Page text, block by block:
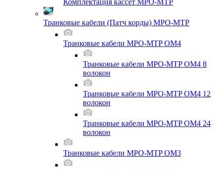
Комплектация кассет MPO-MTP
Транковые кабели (Патч корды) MPO-MTP
Транковые кабели MPO-MTP OM4
Транковые кабели MPO-MTP OM4 8
волокон
Транковые кабели MPO-MTP OM4 12
волокон
Транковые кабели MPO-MTP OM4 24
волокон
Транковые кабели MPO-MTP OM3